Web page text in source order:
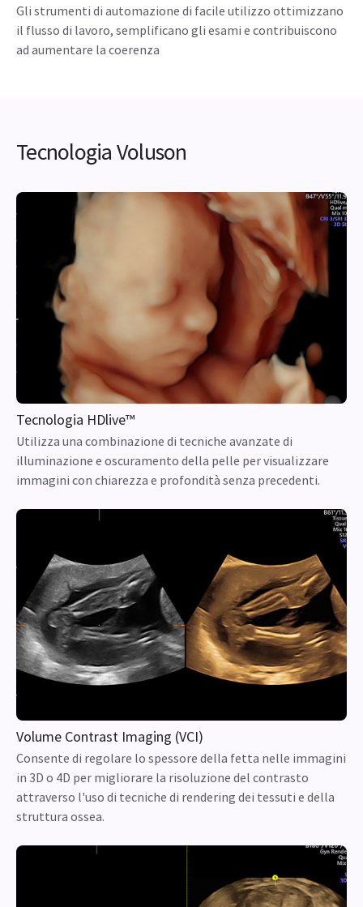
Gli strumenti di automazione di facile utilizzo ottimizzano
il flusso di lavoro, semplificano gli esami e contribuiscono
ad aumentare la coerenza
Tecnologia Voluson
Tecnologia HDlive™
Utilizza una combinazione di tecniche avanzate di
illuminazione e oscuramento della pelle per visualizzare
immagini con chiarezza e profondità senza precedenti.
Volume Contrast Imaging (VCI)
Consente di regolare lo spessore della fetta nelle immagini
in 3D o 4D per migliorare la risoluzione del contrasto
attraverso l'uso di tecniche di rendering dei tessuti e della
struttura ossea.